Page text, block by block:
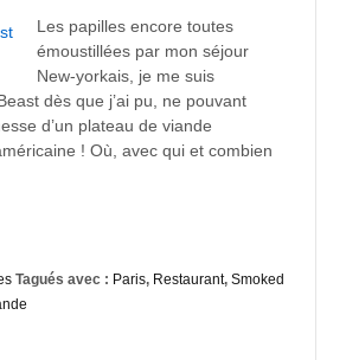
Les papilles encore toutes
émoustillées par mon séjour
New-yorkais, je me suis
dès que j’ai pu, ne pouvant
d’un plateau de viande
! Où, avec qui et combien
Tagués avec : Paris, Restaurant, Smoked